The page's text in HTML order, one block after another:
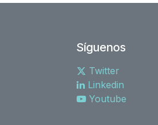
Síguenos
Twitter
Linkedin
Youtube